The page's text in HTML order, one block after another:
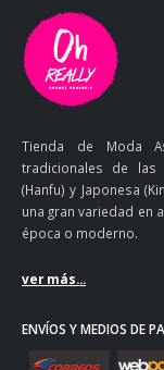
Tienda de Moda
tradicionales de las
(Hanfu) y Japonesa
una gran variedad en
época o moderno.
ver más...
ENVÍOS Y MEDIOS DE